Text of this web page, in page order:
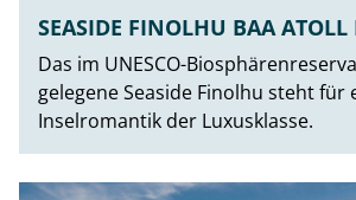
SEASIDE FINOLHU BAA ATOLL
Das im UNESCO-
gelegene Seaside Finolhu steht für
Inselromantik der Luxusklasse.